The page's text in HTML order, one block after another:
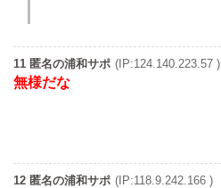
11 匿名の浦和サポ (IP:124.140.223.57 )
無様だな
12 匿名の浦和サポ (IP:118.9.242.166 )